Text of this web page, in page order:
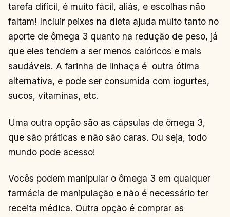
tarefa difícil, é muito fácil, aliás, e escolhas não
faltam! Incluir peixes na dieta ajuda muito tanto no
aporte de ômega 3 quanto na redução de peso, já
que eles tendem a ser menos calóricos e mais
saudáveis. A farinha de linhaça é outra ótima
alternativa, e pode ser consumida com iogurtes,
sucos, vitaminas, etc.
Uma outra opção são as cápsulas de ômega 3,
que são práticas e não são caras. Ou seja, todo
mundo pode acesso!
Vocês podem manipular o ômega 3 em qualquer
farmácia de manipulação e não é necessário ter
receita médica. Outra opção é comprar as